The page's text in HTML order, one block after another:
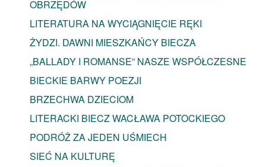
OBRZĘDÓW
LITERATURA NA WYCIĄGNIĘCIE RĘKI
ŻYDZI. DAWNI MIESZKAŃCY BIECZA
„BALLADY I ROMANSE” NASZE WSPÓŁCZESNE
BIECKIE BARWY POEZJI
BRZECHWA DZIECIOM
LITERACKI BIECZ WACŁAWA POTOCKIEGO
PODRÓŻ ZA JEDEN UŚMIECH
SIEĆ NA KULTURĘ